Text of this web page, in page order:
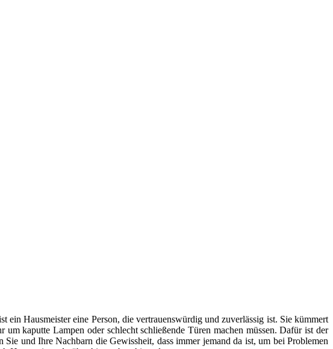
Hausmeister eine Person, die vertrauenswürdig und zuverlässig ist. Sie kümmert
kaputte Lampen oder schlecht schließende Türen machen müssen. Dafür ist der
und Ihre Nachbarn die Gewissheit, dass immer jemand da ist, um bei Problemen